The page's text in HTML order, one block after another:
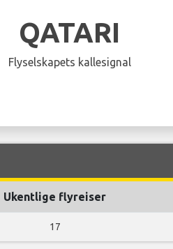
QATARI
Flyselskapets kallesignal
Ukentlige flyreiser
17